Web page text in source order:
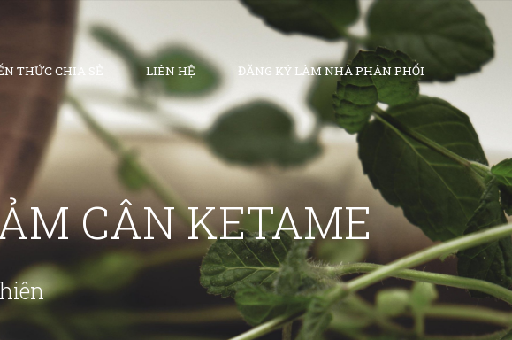
THỨC CHIA SẺ LIÊN HỆ ĐĂNG KÝ LÀM NHÀ PHÂN PHỐI
CÂN KETAME